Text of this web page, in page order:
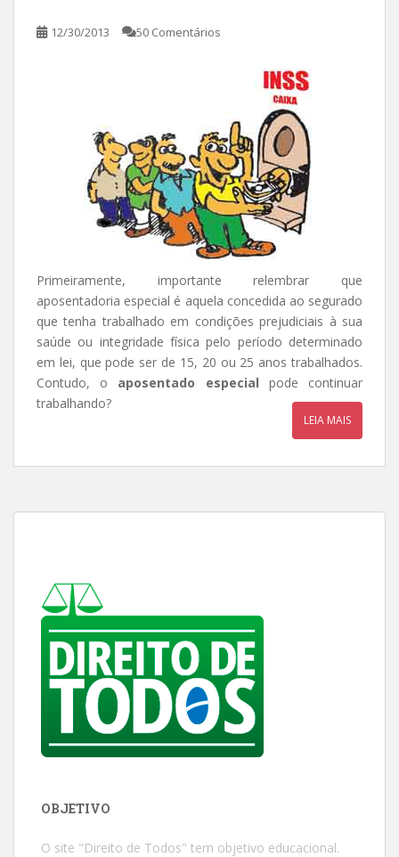
12/30/2013 50 Comentários
Primeiramente, importante relembrar que
aposentadoria especial é aquela concedida ao segurado
que tenha trabalhado em condições prejudiciais à sua
saúde ou integridade física pelo período determinado
em lei, que pode ser de 15, 20 ou 25 anos trabalhados.
Contudo, o aposentado especial pode continuar
trabalhando?
LEIA MAIS
OBJETIVO
O site "Direito de Todos" tem objetivo educacional.